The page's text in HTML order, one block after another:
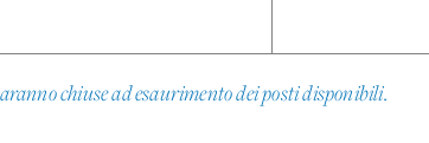
chiuse ad esaurimento dei posti disponibili.